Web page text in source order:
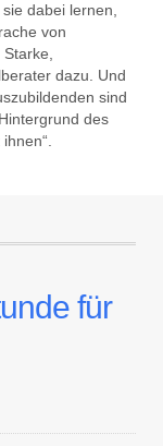
dabei lernen,
von
dazu. Und
sind
des
für